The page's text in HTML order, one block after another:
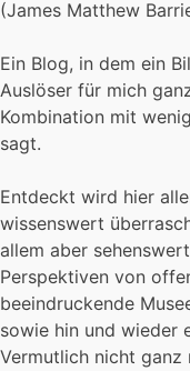
(James Matthew
Ein Blog, in dem ein
Auslöser für mich
Kombination mit
sagt.
Entdeckt wird hier
wissenswert
allem aber
Perspektiven von
beeindruckende
sowie hin und wieder
Vermutlich nicht